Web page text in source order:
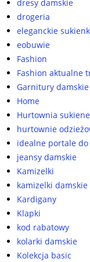
dresy damskie
drogeria
eleganckie
eobuwie
Fashion
Fashion aktualne
Garnitury damskie
Home
Hurtownia
hurtownie
idealne portale
jeansy damskie
Kamizelki
kamizelki damskie
Kardigany
Klapki
kod rabatowy
kolarki damskie
Kolekcja basic